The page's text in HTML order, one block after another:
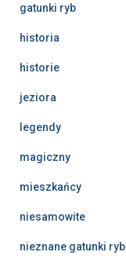
gatunki ryb
historia
historie
jeziora
legendy
magiczny
mieszkańcy
niesamowite
nieznane gatunki ryb